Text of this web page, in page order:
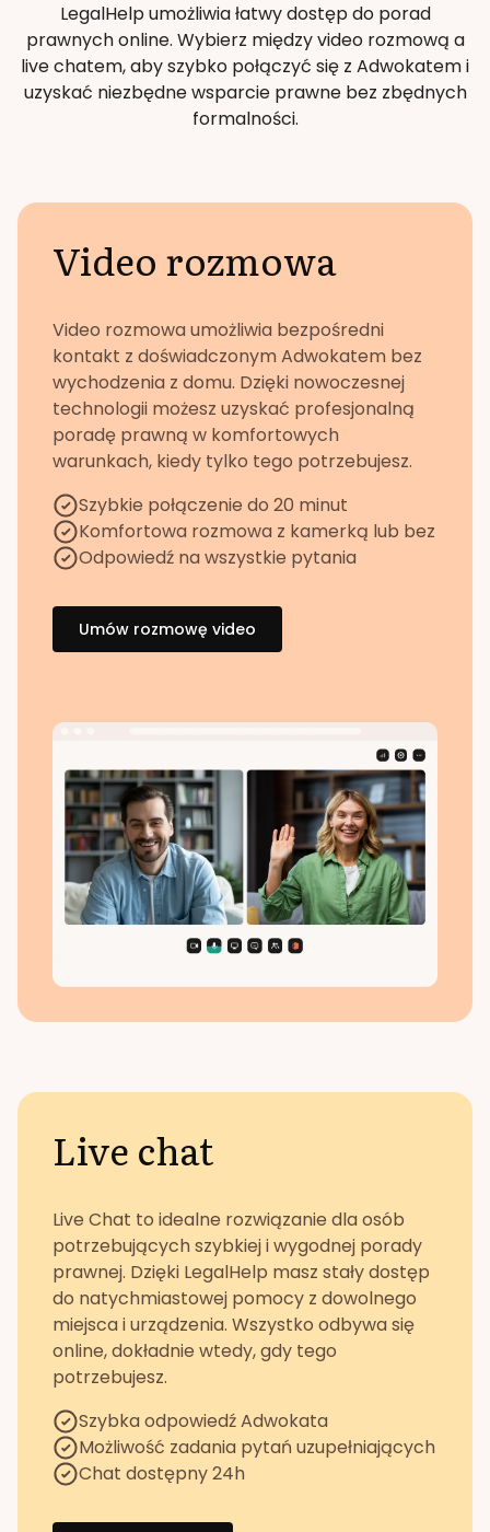
LegalHelp umożliwia łatwy dostęp do porad
prawnych online. Wybierz między video rozmową a
live chatem, aby szybko połączyć się z Adwokatem i
uzyskać niezbędne wsparcie prawne bez zbędnych
formalności.
Video rozmowa
Video rozmowa umożliwia bezpośredni
kontakt z doświadczonym Adwokatem bez
wychodzenia z domu. Dzięki nowoczesnej
technologii możesz uzyskać profesjonalną
poradę prawną w komfortowych
warunkach, kiedy tylko tego potrzebujesz.
Szybkie połączenie do 20 minut
Komfortowa rozmowa z kamerką lub bez
Odpowiedź na wszystkie pytania
Umów rozmowę video
Live chat
Live Chat to idealne rozwiązanie dla osób
potrzebujących szybkiej i wygodnej porady
prawnej. Dzięki LegalHelp masz stały dostęp
do natychmiastowej pomocy z dowolnego
miejsca i urządzenia. Wszystko odbywa się
online, dokładnie wtedy, gdy tego
potrzebujesz.
Szybka odpowiedź Adwokata
Możliwość zadania pytań uzupełniających
Chat dostępny 24h